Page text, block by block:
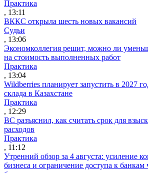
Практика
, 13:11
ВККС открыла шесть новых вакансий
Судьи
, 13:06
Экономколлегия решит, можно ли
на стоимость выполненных работ
Практика
, 13:04
Wildberries планирует запустить в 2027
склада в Казахстане
Практика
, 12:29
ВС разъяснил, как считать срок для
расходов
Практика
, 11:12
Утренний обзор за 4 августа: усиление
бизнеса и ограничение доступа к банкам